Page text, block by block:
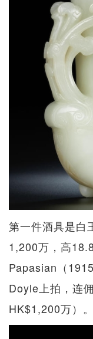
第一件酒具是白
1,200万，高
Papasian（
Doyle上拍，连
HK$1,200万）。